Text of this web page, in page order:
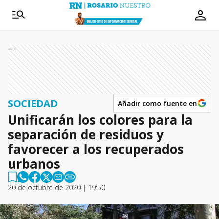
Ads
SOCIEDAD Añadir como fuente en
Unificarán los colores para la
separación de residuos y
favorecer a los recuperados
urbanos
20 de octubre de 2020 | 19:50